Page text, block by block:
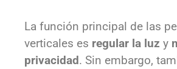
La función principal de las
verticales es regular la luz y
privacidad. Sin embargo,